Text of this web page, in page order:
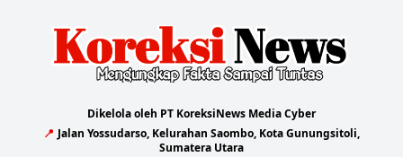
Dikelola oleh PT KoreksiNews Media Cyber
📍 Jalan Yossudarso, Kelurahan Saombo, Kota Gunungsitoli,
Sumatera Utara